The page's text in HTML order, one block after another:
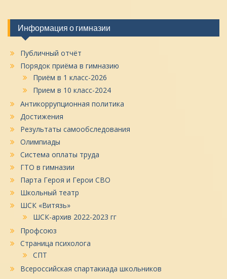
Информация о гимназии
Публичный отчёт
Порядок приёма в гимназию
Приём в 1 класс-2026
Прием в 10 класс-2024
Антикоррупционная политика
Достижения
Результаты самообследования
Олимпиады
Система оплаты труда
ГТО в гимназии
Парта Героя и Герои СВО
Школьный театр
ШСК «Витязь»
ШСК-архив 2022-2023 гг
Профсоюз
Страница психолога
СПТ
Всероссийская спартакиада школьников